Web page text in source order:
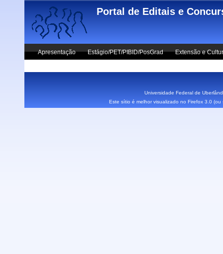
Skip to main content
Portal de Editais e
Apresentação Estágio/PET/PIBID/PosGrad Extensão e
Universidade Federal de
Este sítio é melhor visualizado no Firefox 3.0